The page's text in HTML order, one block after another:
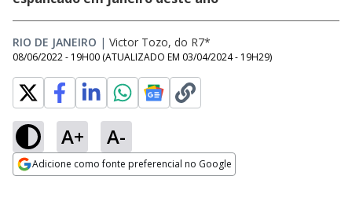
RIO DE JANEIRO | Victor Tozo, do R7*
08/06/2022 - 19H00 (ATUALIZADO EM 03/04/2024 - 19H29)
A+ A-
Adicione como fonte preferencial no Google